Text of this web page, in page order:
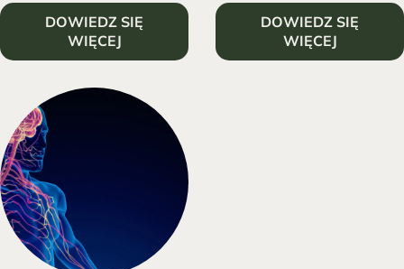
DOWIEDZ SIĘ
WIĘCEJ
DOWIEDZ SIĘ
WIĘCEJ